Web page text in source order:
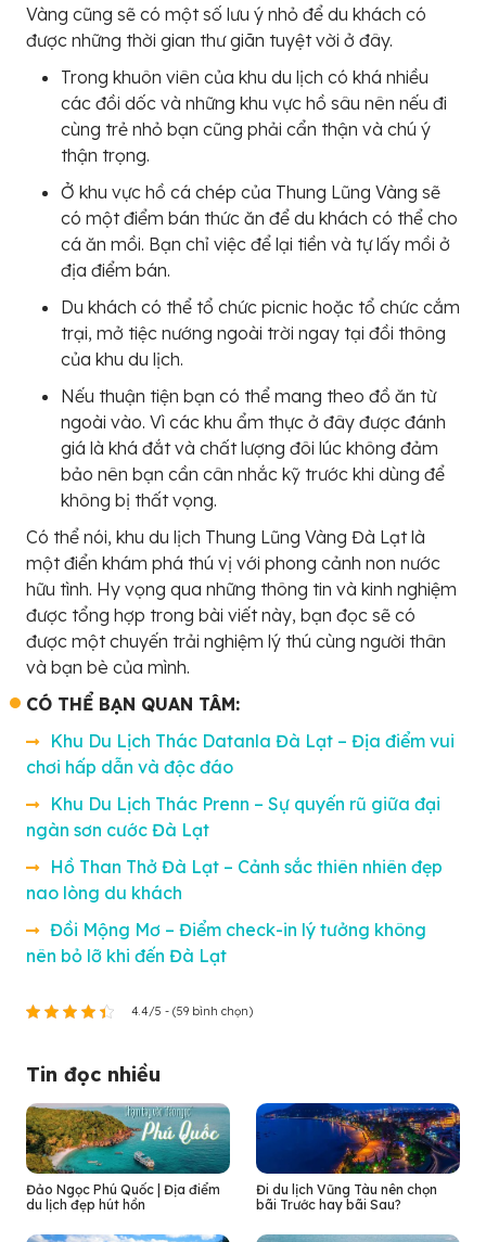
Vàng cũng sẽ có một số lưu ý nhỏ để du khách có
được những thời gian thư giãn tuyệt vời ở đây.
Trong khuôn viên của khu du lịch có khá nhiều
các đồi dốc và những khu vực hồ sâu nên nếu đi
cùng trẻ nhỏ bạn cũng phải cẩn thận và chú ý
thận trọng.
Ở khu vực hồ cá chép của Thung Lũng Vàng sẽ
có một điểm bán thức ăn để du khách có thể cho
cá ăn mồi. Bạn chỉ việc để lại tiền và tự lấy mồi ở
địa điểm bán.
Du khách có thể tổ chức picnic hoặc tổ chức cắm
trại, mở tiệc nướng ngoài trời ngay tại đồi thông
của khu du lịch.
Nếu thuận tiện bạn có thể mang theo đồ ăn từ
ngoài vào. Vì các khu ẩm thực ở đây được đánh
giá là khá đắt và chất lượng đôi lúc không đảm
bảo nên bạn cần cân nhắc kỹ trước khi dùng để
không bị thất vọng.
Có thể nói, khu du lịch Thung Lũng Vàng Đà Lạt là
một điển khám phá thú vị với phong cảnh non nước
hữu tình. Hy vọng qua những thông tin và kinh nghiệm
được tổng hợp trong bài viết này, bạn đọc sẽ có
được một chuyến trải nghiệm lý thú cùng người thân
và bạn bè của mình.
CÓ THỂ BẠN QUAN TÂM:
Khu Du Lịch Thác Datanla Đà Lạt – Địa điểm vui
chơi hấp dẫn và độc đáo
Khu Du Lịch Thác Prenn – Sự quyến rũ giữa đại
ngàn sơn cước Đà Lạt
Hồ Than Thở Đà Lạt – Cảnh sắc thiên nhiên đẹp
nao lòng du khách
Đồi Mộng Mơ – Điểm check-in lý tưởng không
nên bỏ lỡ khi đến Đà Lạt
4.4/5 - (59 bình chọn)
Tin đọc nhiều
Đảo Ngọc Phú Quốc | Địa điểm
du lịch đẹp hút hồn
Đi du lịch Vũng Tàu nên chọn
bãi Trước hay bãi Sau?